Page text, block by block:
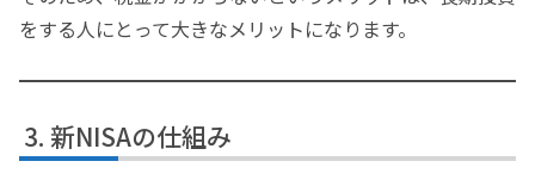
をする人にとって大きなメリットになります。
新NISAの仕組み